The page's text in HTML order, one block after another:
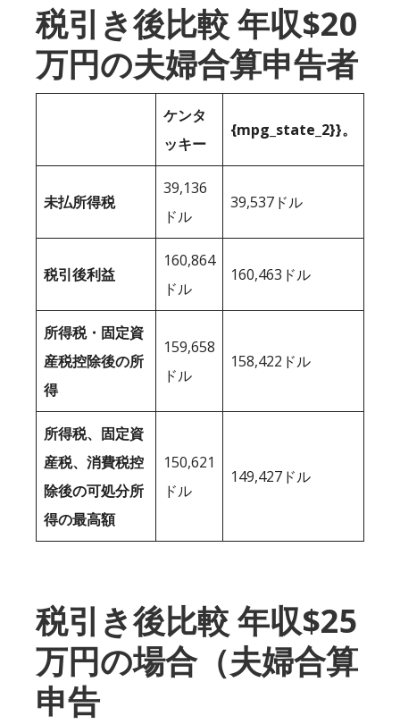
税引き後比較 年収$20
万円の夫婦合算申告者
ケンタ
ッキー
{mpg_state_2}}。
未払所得税
39,136
ドル
39,537ドル
税引後利益
160,864
ドル
160,463ドル
所得税・固定資
産税控除後の所
得
159,658
ドル
158,422ドル
所得税、固定資
産税、消費税控
除後の可処分所
得の最高額
150,621
ドル
149,427ドル
税引き後比較 年収$25
万円の場合（夫婦合算
申告